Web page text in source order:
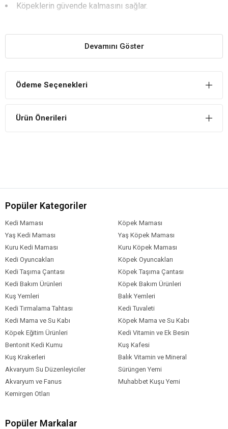
Köpeklerin güvende kalmasını sağlar.
Köpekler için güvenliği sağlayan Pet Pretty Köpek Çiti, kolay
hem taşıması hem de kurulumu son derece kolay olan bir üründür.
zamanda belirli bir alanda kalmasına olanak tanıyan çit, köpeğinizin
Devamını Göster
Ödeme Seçenekleri
Ürün Önerileri
Popüler Kategoriler
Kedi Maması
Köpek Maması
Yaş Kedi Maması
Yaş Köpek Maması
Kuru Kedi Maması
Kuru Köpek Maması
Kedi Oyuncakları
Köpek Oyuncakları
Kedi Taşıma Çantası
Köpek Taşıma Çantası
Kedi Bakım Ürünleri
Köpek Bakım Ürünleri
Kuş Yemleri
Balık Yemleri
Kedi Tırmalama Tahtası
Kedi Tuvaleti
Kedi Mama ve Su Kabı
Köpek Mama ve Su Kabı
Köpek Eğitim Ürünleri
Kedi Vitamin ve Ek Besin
Bentonit Kedi Kumu
Kuş Kafesi
Kuş Krakerleri
Balık Vitamin ve Mineral
Akvaryum Su Düzenleyiciler
Sürüngen Yemi
Akvaryum ve Fanus
Muhabbet Kuşu Yemi
Kemirgen Otları
Popüler Markalar